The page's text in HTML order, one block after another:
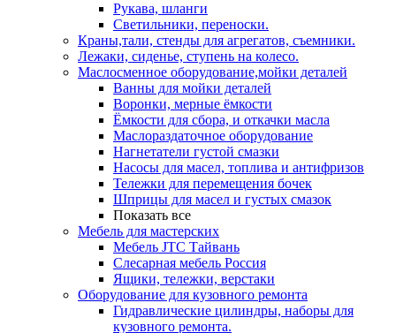
Рукава, шланги
Светильники, переноски.
Краны,тали, стенды для агрегатов, съемники.
Лежаки, сиденье, ступень на колесо.
Маслосменное оборудование,мойки деталей
Ванны для мойки деталей
Воронки, мерные ёмкости
Ёмкости для сбора, и откачки масла
Маслораздаточное оборудование
Нагнетатели густой смазки
Насосы для масел, топлива и антифризов
Тележки для перемещения бочек
Шприцы для масел и густых смазок
Показать все
Мебель для мастерских
Мебель JTC Тайвань
Слесарная мебель Россия
Ящики, тележки, верстаки
Оборудование для кузовного ремонта
Гидравлические цилиндры, наборы для
кузовного ремонта.